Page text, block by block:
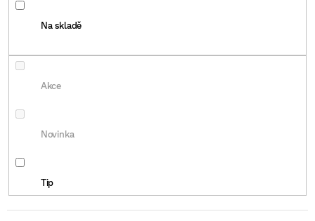
Na skladě
Akce
Novinka
Tip